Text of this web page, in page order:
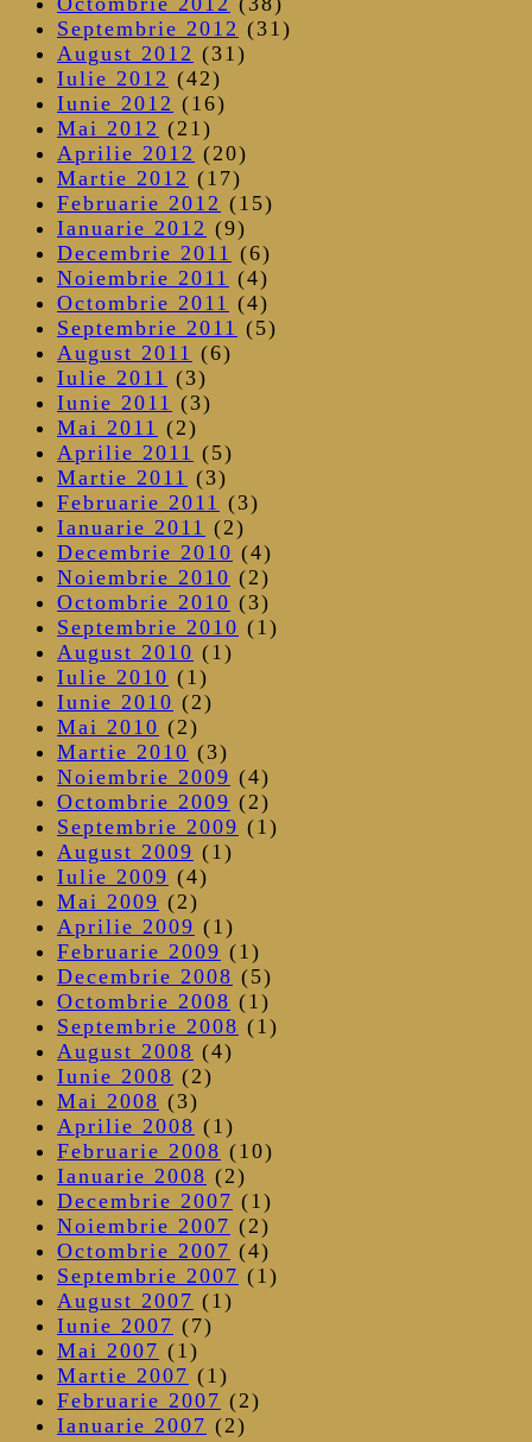
Septembrie 2012 (31)
August 2012 (31)
Iulie 2012 (42)
Iunie 2012 (16)
Mai 2012 (21)
Aprilie 2012 (20)
Martie 2012 (17)
Februarie 2012 (15)
Ianuarie 2012 (9)
Decembrie 2011 (6)
Noiembrie 2011 (4)
Octombrie 2011 (4)
Septembrie 2011 (5)
August 2011 (6)
Iulie 2011 (3)
Iunie 2011 (3)
Mai 2011 (2)
Aprilie 2011 (5)
Martie 2011 (3)
Februarie 2011 (3)
Ianuarie 2011 (2)
Decembrie 2010 (4)
Noiembrie 2010 (2)
Octombrie 2010 (3)
Septembrie 2010 (1)
August 2010 (1)
Iulie 2010 (1)
Iunie 2010 (2)
Mai 2010 (2)
Martie 2010 (3)
Noiembrie 2009 (4)
Octombrie 2009 (2)
Septembrie 2009 (1)
August 2009 (1)
Iulie 2009 (4)
Mai 2009 (2)
Aprilie 2009 (1)
Februarie 2009 (1)
Decembrie 2008 (5)
Octombrie 2008 (1)
Septembrie 2008 (1)
August 2008 (4)
Iunie 2008 (2)
Mai 2008 (3)
Aprilie 2008 (1)
Februarie 2008 (10)
Ianuarie 2008 (2)
Decembrie 2007 (1)
Noiembrie 2007 (2)
Octombrie 2007 (4)
Septembrie 2007 (1)
August 2007 (1)
Iunie 2007 (7)
Mai 2007 (1)
Martie 2007 (1)
Februarie 2007 (2)
Ianuarie 2007 (2)